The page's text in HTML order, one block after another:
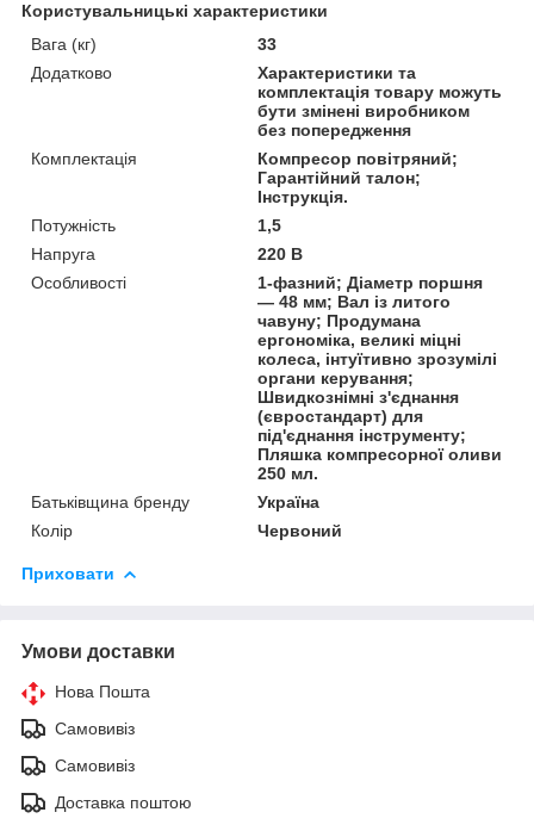
Користувальницькі характеристики
Вага (кг)
33
Додатково
Характеристики та
комплектація товару можуть
бути змінені виробником
без попередження
Комплектація
Компресор повітряний;
Гарантійний талон;
Інструкція.
Потужність
1,5
Напруга
220 В
Особливості
1-фазний; Діаметр поршня
— 48 мм; Вал із литого
чавуну; Продумана
ергономіка, великі міцні
колеса, інтуїтивно зрозумілі
органи керування;
Швидкознімні з'єднання
(євростандарт) для
під'єднання інструменту;
Пляшка компресорної оливи
250 мл.
Батьківщина бренду
Україна
Колір
Червоний
Приховати
Умови доставки
Нова Пошта
Самовивіз
Самовивіз
Доставка поштою